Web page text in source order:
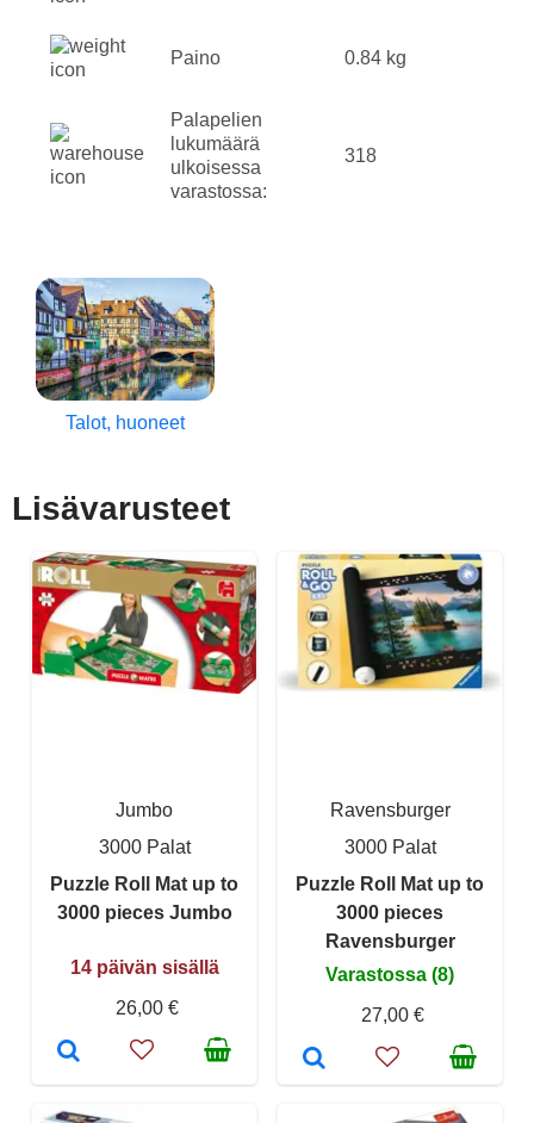
Paino 0.84 kg
Palapelien
lukumäärä
ulkoisessa
varastossa:
318
Talot, huoneet
Lisävarusteet
Jumbo
3000 Palat
Puzzle Roll Mat up to
3000 pieces Jumbo
14 päivän sisällä
26,00 €
Ravensburger
3000 Palat
Puzzle Roll Mat up to
3000 pieces
Ravensburger
Varastossa (8)
27,00 €